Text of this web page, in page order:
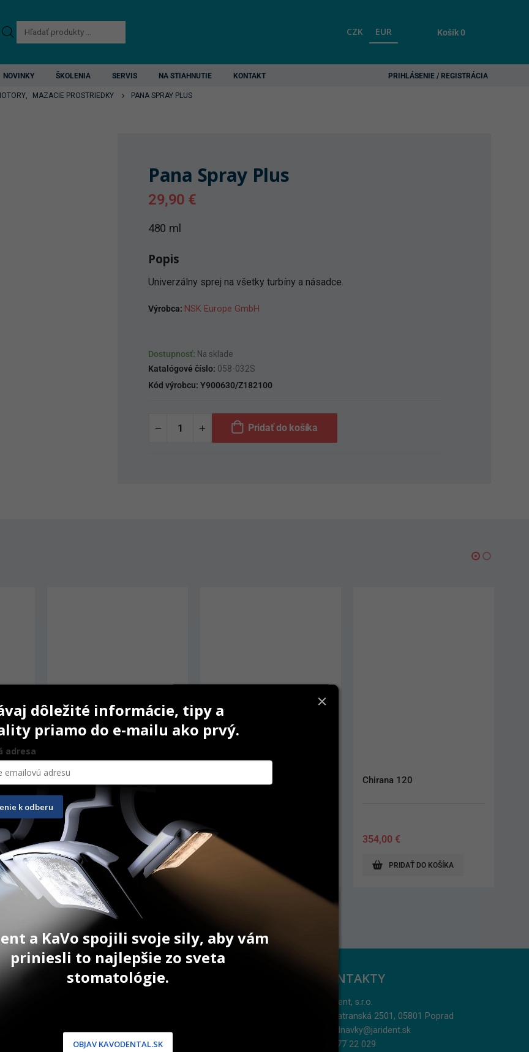
Products
search
CZK EUR Košík0
NOVINKY ŠKOLENIA SERVIS NA STIAHNUTIE KONTAKT PRIHLÁSENIE / REGISTRÁCIA
, MAZACIE PROSTRIEDKY PANA SPRAY PLUS
Pana Spray Plus
29,90 €
480 ml
Popis
Univerzálny sprej na všetky turbíny a násadce.
Výrobca: NSK Europe GmbH
Dostupnosť: Na sklade
Katalógové číslo: 058-032S
Kód výrobcu: Y900630/Z182100
Pridať do košíka
992,00
PRIDAŤ DO KOŠÍKA
354,00
PRIDAŤ DO KOŠÍKA
Žiarovka LED na NSK NL
56,90€
PRIDAŤ DO KOŠÍKA
ZÓNA PODPORA KONTAKTY
Jarident, s.r.o.
Podtatranská 2501, 05801 Poprad
objednavky@jarident.sk
052/77 22 029
dôležité informácie, tipy a
priamo do e-mailu ako prvý.
adresa
k odberu
a KaVo spojili svoje sily, aby vám
priniesli to najlepšie zo sveta
stomatológie.
OBJAV KAVODENTAL.SK